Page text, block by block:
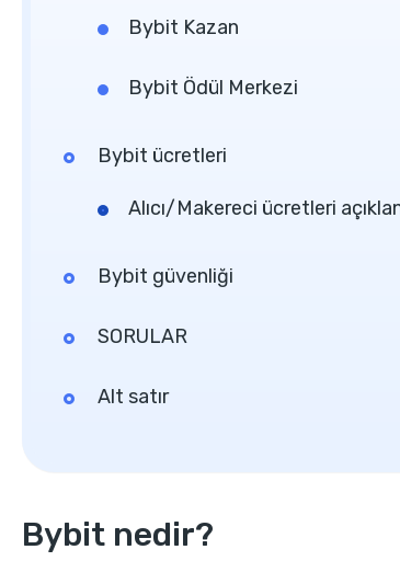
Bybit Kazan
Bybit Ödül Merkezi
Bybit ücretleri
Alıcı/Makereci ücretleri
Bybit güvenliği
SORULAR
Alt satır
Bybit nedir?